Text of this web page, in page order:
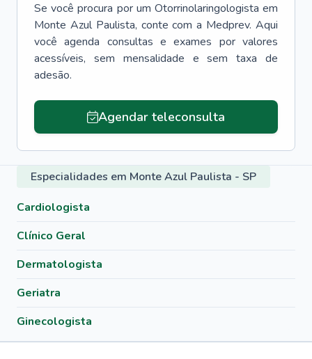
Se você procura por um Otorrinolaringologista em
Monte Azul Paulista, conte com a Medprev. Aqui
você agenda consultas e exames por valores
acessíveis, sem mensalidade e sem taxa de
adesão.
Agendar teleconsulta
Especialidades em Monte Azul Paulista - SP
Cardiologista
Clínico Geral
Dermatologista
Geriatra
Ginecologista